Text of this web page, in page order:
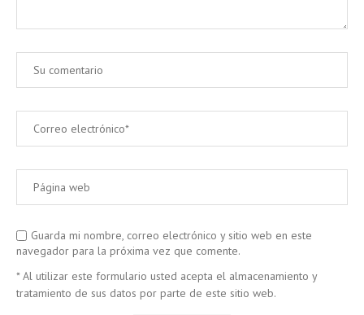
Guarda mi nombre, correo electrónico y sitio web en este
navegador para la próxima vez que comente.
* Al utilizar este formulario usted acepta el almacenamiento y
tratamiento de sus datos por parte de este sitio web.